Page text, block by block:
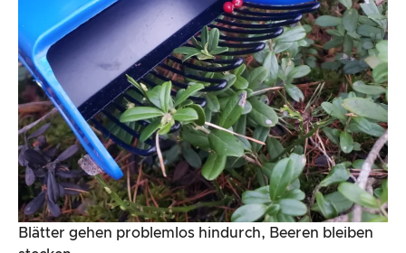
Blätter gehen problemlos hindurch, Beeren bleiben